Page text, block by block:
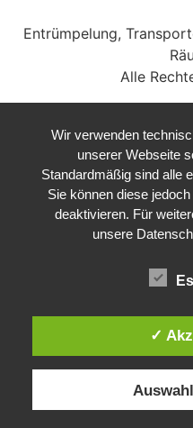
Entrümpelung,
Alle
Wir verwenden
unserer Webseite
Standardmäßig sind alle
Sie können diese
deaktivieren. Für
unsere
✓